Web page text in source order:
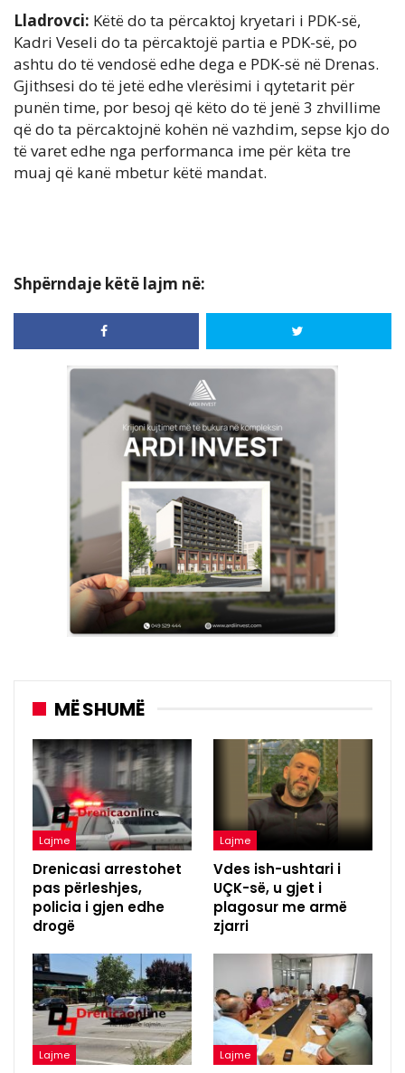
Lladrovci: Këtë do ta përcaktoj kryetari i PDK-së,
Kadri Veseli do ta përcaktojë partia e PDK-së, po
ashtu do të vendosë edhe dega e PDK-së në Drenas.
Gjithsesi do të jetë edhe vlerësimi i qytetarit për
punën time, por besoj që këto do të jenë 3 zhvillime
që do ta përcaktojnë kohën në vazhdim, sepse kjo do
të varet edhe nga performanca ime për këta tre
muaj që kanë mbetur këtë mandat.
Shpërndaje këtë lajm në:
MË SHUMË
Lajme
Drenicasi arrestohet
pas përleshjes,
policia i gjen edhe
drogë
Lajme
Vdes ish-ushtari i
UÇK-së, u gjet i
plagosur me armë
zjarri
Lajme Lajme